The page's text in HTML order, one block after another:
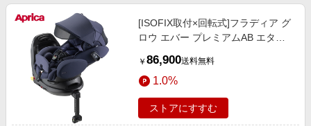
[ISOFIX取付×回転式]フラディア グ
ロウ エバー プレミアムAB エター
ルドシート ベビーカー・チャイル
ドシート・抱っこ紐 チャイルドシ
ート・カー用品
￥ 86,900送料無料
1.0%
ストアにすすむ